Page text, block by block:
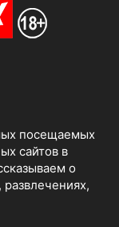
посещаемых
сайтов в
о